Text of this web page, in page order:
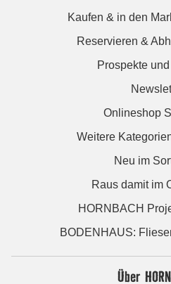
Kaufen & in den
Reservieren &
Prospekte
Onlineshop
Weitere
Neu im
Raus damit im
HORNBACH
BODENHAUS:
Über